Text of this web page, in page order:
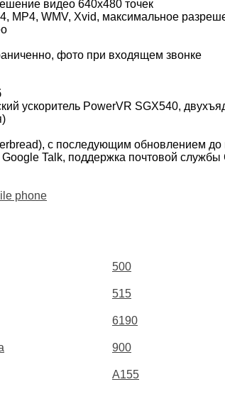
видео 640х480 точек
MP4, WMV, Xvid, максимальное
фото при входящем звонке
ускоритель PowerVR SGX540,
с последующим обновлением до
Talk, поддержка почтовой
phone
500
515
6190
900
A155